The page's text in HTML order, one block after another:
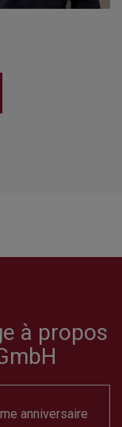
à propos
anniversaire